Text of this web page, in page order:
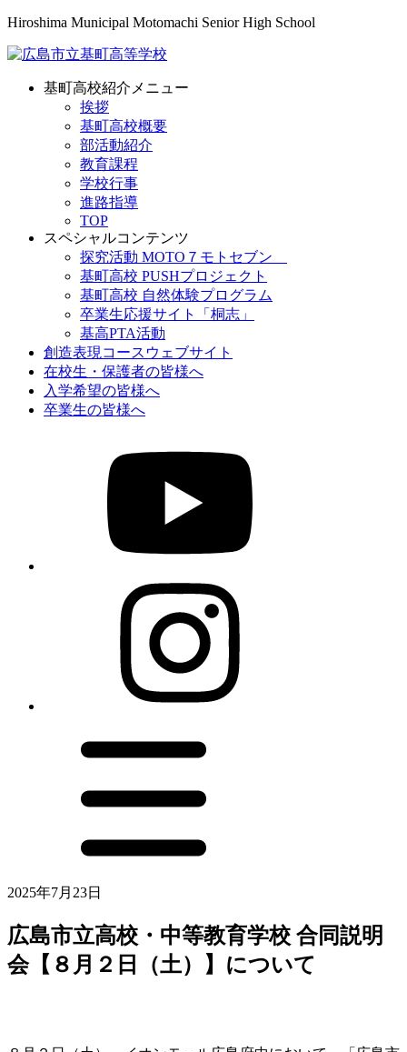
Hiroshima Municipal Motomachi Senior High School
基町高校紹介メニュー
挨拶
基町高校概要
部活動紹介
教育課程
学校行事
進路指導
TOP
スペシャルコンテンツ
探究活動 MOTO７モトセブン
基町高校 PUSHプロジェクト
基町高校 自然体験プログラム
卒業生応援サイト「桐志」
基高PTA活動
創造表現コースウェブサイト
在校生・保護者の皆様へ
入学希望の皆様へ
卒業生の皆様へ
2025年7月23日
広島市立高校・中等教育学校 合同説明
会【８月２日（土）】について